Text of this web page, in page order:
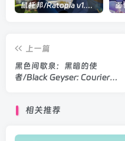
鼠托邦/Ratopia v1.0.0530|策略模拟|容量2.9GB|官方中文版
上一篇
黑色间歇泉：黑暗的使
者/Black Geyser: Couriers
相关推荐